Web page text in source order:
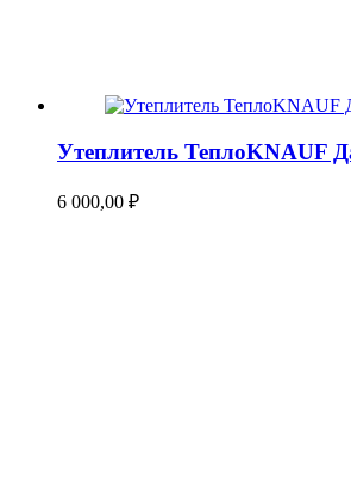
Утеплитель ТеплоKNAUF
6 000,00 ₽